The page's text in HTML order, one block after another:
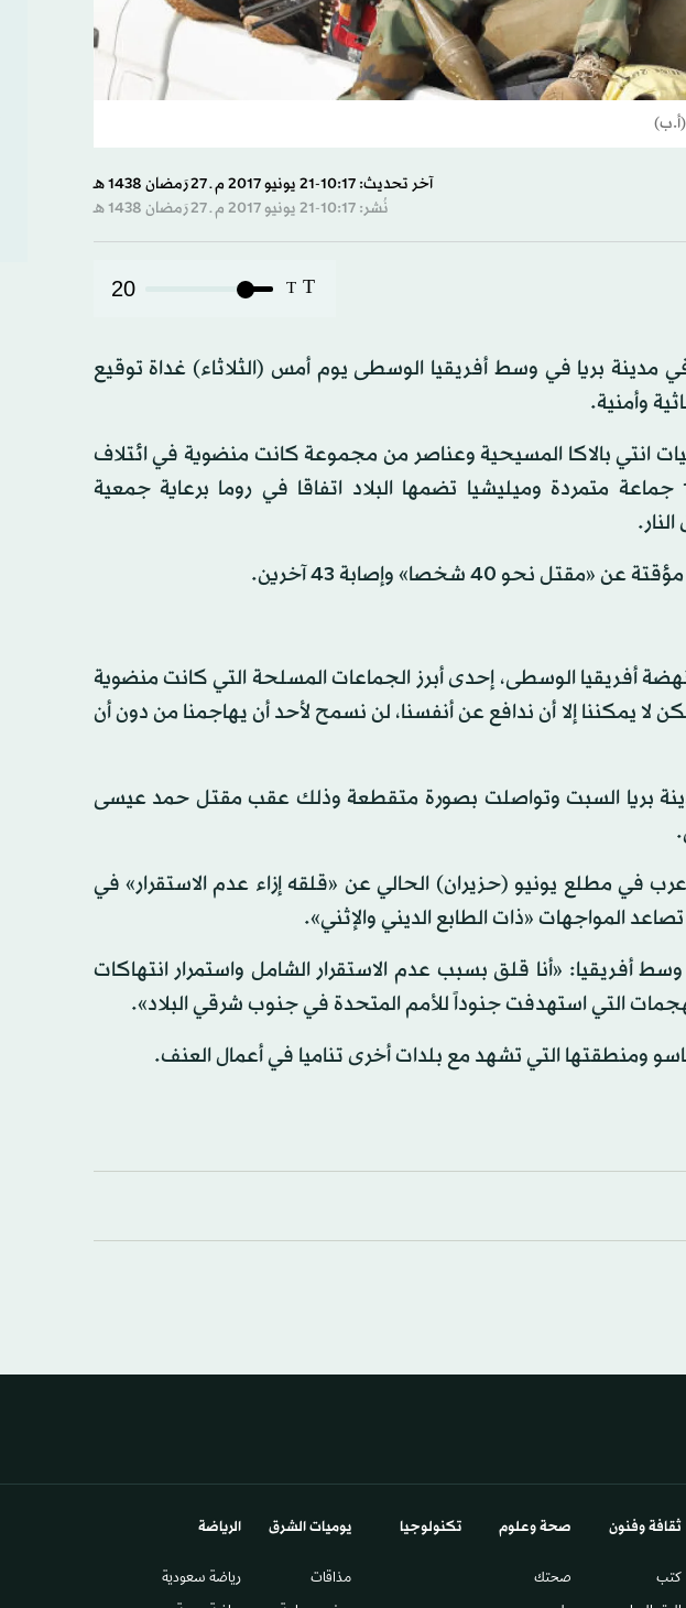
آخر تحديث: 10:17-21 يونيو 2017 م ـ 27 رَمضان 1438 هـ
نُشر: 10:17-21 يونيو 2017 م ـ 27 رَمضان 1438 هـ
T
T
20
في مدينة بريا في وسط أفريقيا الوسطى يوم أمس (الثلاثاء) غداة توقيع
وأمنية.
انتي بالاكا المسيحية وعناصر من مجموعة كانت منضوية في ائتلاف
سيليكا المسلم، وذلك غداة توقيع 13 من أصل 14 جماعة متمردة وميليشيا تضمها البلاد اتفاقا في روما برعاية جمعية
شخصا» وإصابة 43 آخرين.
أفريقيا الوسطى، إحدى أبرز الجماعات المسلحة التي كانت منضوية
لا يمكننا إلا أن ندافع عن أنفسنا، لن نسمح لأحد أن يهاجمنا من دون أن
بريا السبت وتواصلت بصورة متقطعة وذلك عقب مقتل حمد عيسى
في مطلع يونيو (حزيران) الحالي عن «قلقه إزاء عدم الاستقرار» في
المواجهات «ذات الطابع الديني والإثني».
أفريقيا: «أنا قلق بسبب عدم الاستقرار الشامل واستمرار انتهاكات
التي استهدفت جنوداً للأمم المتحدة في جنوب شرقي البلاد».
ومنطقتها التي تشهد مع بلدات أخرى تناميا في أعمال العنف.
ثقافة وفنون
كتب
صحة وعلوم
صحتك
تكنولوجيا يوميات الشرق​
مذاقات
الرياضة
رياضة سعودية